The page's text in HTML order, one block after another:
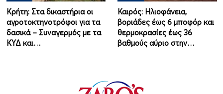
Κρήτη: Στα δικαστήρια οι
αγροτοκτηνοτρόφοι για τα
δασικά – Συναγερμός με τα
ΚΥΔ και…
Καιρός: Ηλιοφάνεια,
βοριάδες έως 6 μποφόρ και
θερμοκρασίες έως 36
βαθμούς αύριο στην…